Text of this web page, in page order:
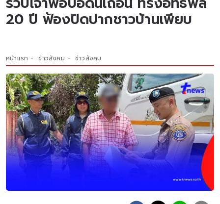
20 ปี ฟ้องปิดปากชาวบ้านเพียบ
หน้าแรก ข่าวสังคม ข่าวสังคม